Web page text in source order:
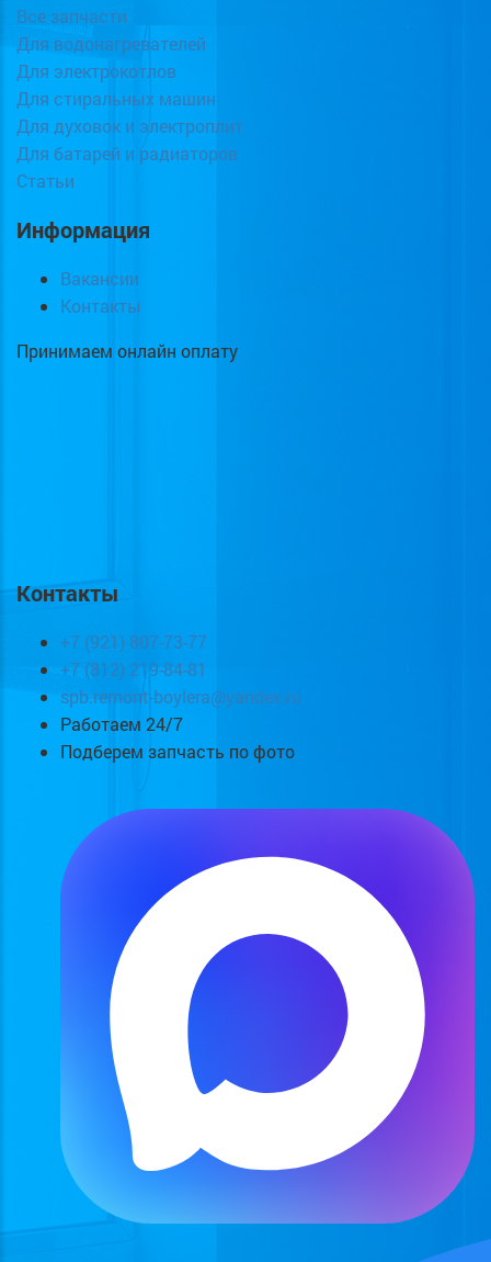
Все запчасти
Для водонагревателей
Для электрокотлов
Для стиральных машин
Для духовок и электроплит
Для батарей и радиаторов
Статьи
Информация
Вакансии
Контакты
Принимаем онлайн оплату
Контакты
+7 (921) 807-73-77
+7 (812) 219-84-81
spb.remont-boylera@yandex.ru
Работаем 24/7
Подберем запчасть по фото